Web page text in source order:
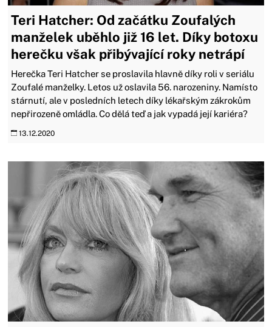
Teri Hatcher: Od začátku Zoufalých
manželek uběhlo již 16 let. Díky botoxu
herečku však přibývající roky netrápí
Herečka Teri Hatcher se proslavila hlavně díky roli v seriálu
Zoufalé manželky. Letos už oslavila 56. narozeniny. Namísto
stárnutí, ale v posledních letech díky lékařským zákrokům
nepřirozeně omládla. Co dělá teď a jak vypadá její kariéra?
13.12.2020